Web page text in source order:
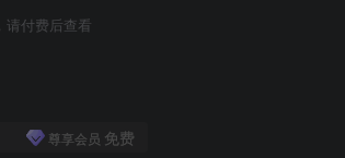
请付费后查看
尊享会员 免费